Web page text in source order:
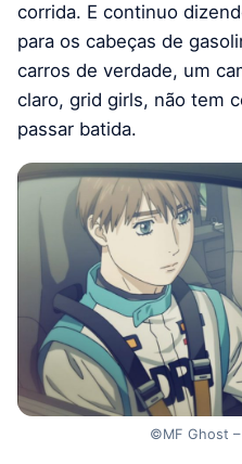
corrida. E continuo
para os cabeças de
carros de verdade, um
claro, grid girls, não tem
passar batida.
©MF Ghost –